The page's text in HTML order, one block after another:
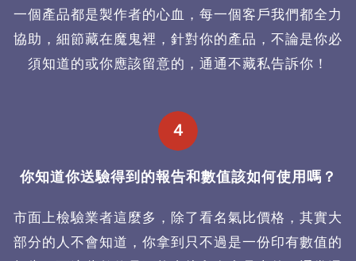
一個產品都是製作者的心血，每一個客戶我們都全力
協助，細節藏在魔鬼裡，針對你的產品，不論是你必
須知道的或你應該留意的，通通不藏私告訴你！
４
你知道你送驗得到的報告和數值該如何使用嗎？
市面上檢驗業者這麼多，除了看名氣比價格，其實大
部分的人不會知道，你拿到只不過是一份印有數值的